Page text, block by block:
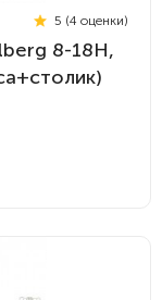
5 (4 оценки)
8-18H,